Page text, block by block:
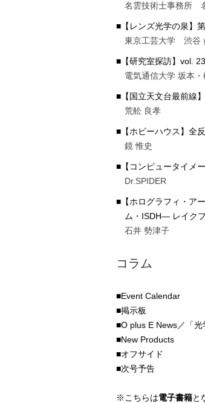
名雲技術士事務所
■【レンズ光学の泉
東京工芸大学 渋谷
■【研究室探訪】vol.
電気通信大学 坂本
■【国立天文台最前線
荒舩 良孝
■【ホビーハウス】全
鏡 惟史
■【コンピュータイメ
Dr.SPIDER
■【ホログラフィ・ア
ム・ISDH― レイク
石井 勢津子
コラム
■Event Calendar
■掲示板
■O plus E News／「光
■New Products
■オフサイド
■次号予告
※こちらは電子書籍と